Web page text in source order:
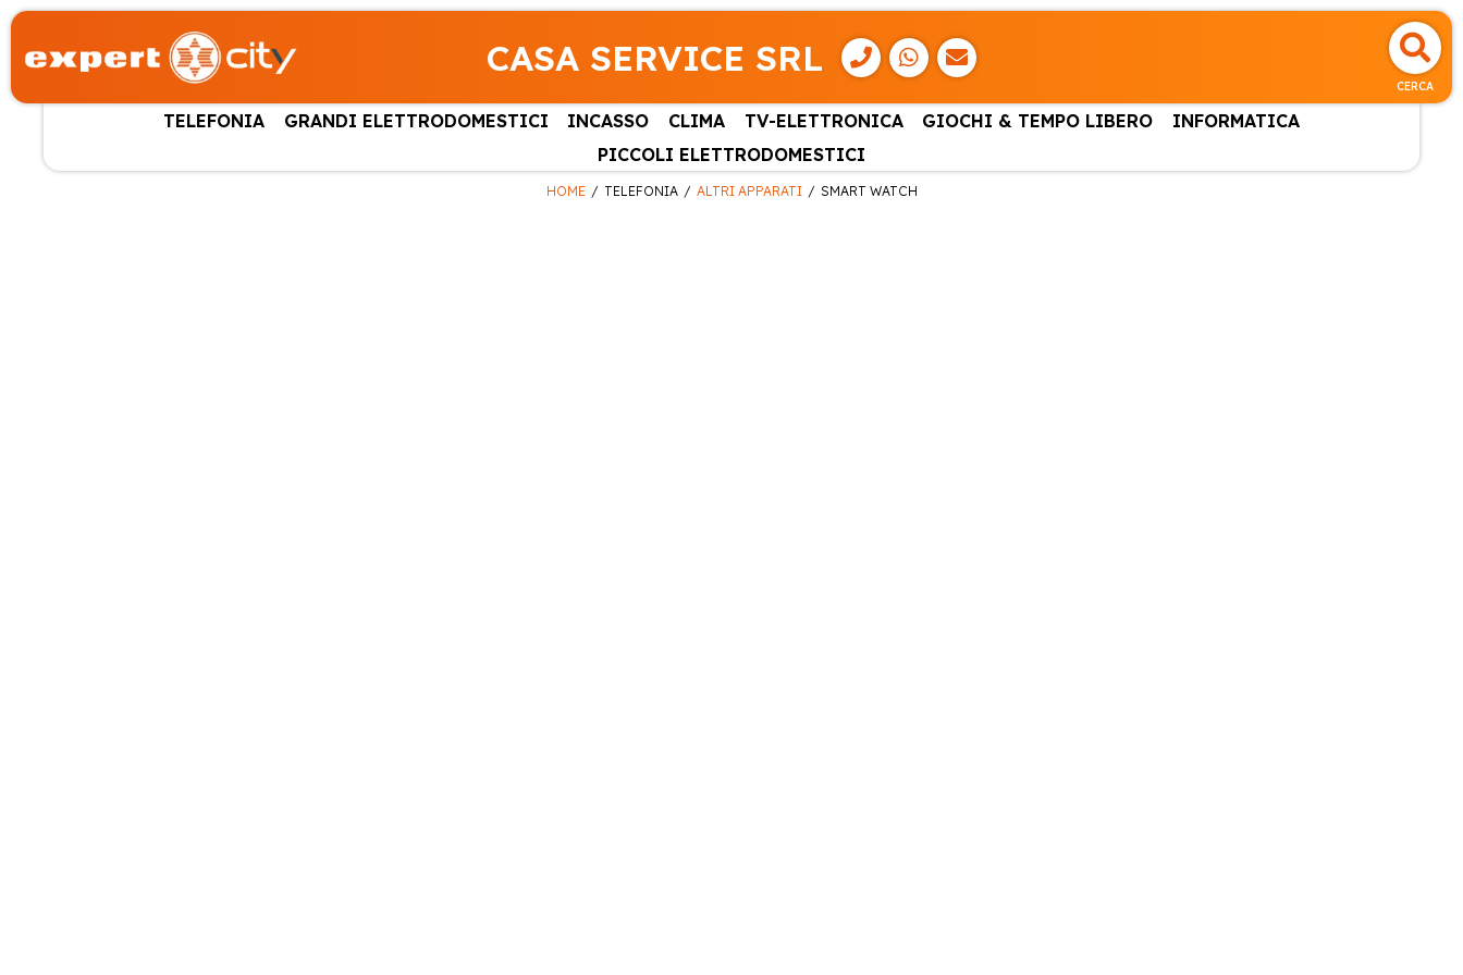
CASA SERVICE SRL
CERCA
TELEFONIA GRANDI ELETTRODOMESTICI INCASSO CLIMA TV-ELETTRONICA GIOCHI & TEMPO LIBERO
INFORMATICA
PICCOLI ELETTRODOMESTICI
HOME TELEFONIA ALTRI APPARATI SMART WATCH